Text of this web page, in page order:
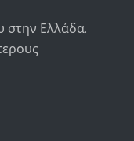
Ελλάδα.